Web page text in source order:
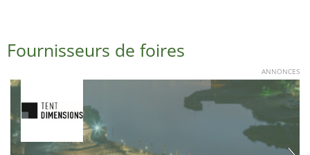
Fournisseurs de foires
ANNONCES